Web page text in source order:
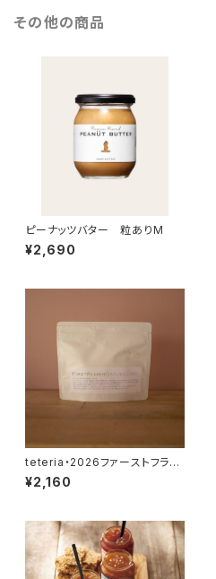
その他の商品
ピーナッツバター 粒ありM
¥2,690
teteria・2026ファーストフラッ
シュダージリン
¥2,160